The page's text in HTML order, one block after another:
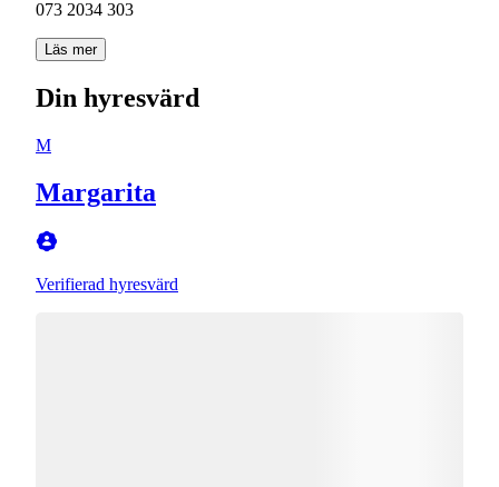
Läs mer
Din hyresvärd
M
Margarita
Verifierad hyresvärd